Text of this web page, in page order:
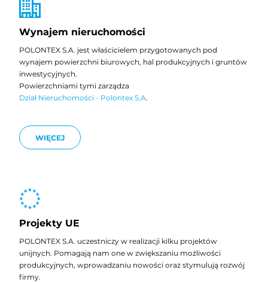
Wynajem nieruchomości
POLONTEX S.A. jest właścicielem przygotowanych pod
wynajem powierzchni biurowych, hal produkcyjnych i gruntów
inwestycyjnych.
Powierzchniami tymi zarządza
Dział Nieruchomości - Polontex S.A.
WIĘCEJ
Projekty UE
POLONTEX S.A. uczestniczy w realizacji kilku projektów
unijnych. Pomagają nam one w zwiększaniu możliwości
produkcyjnych, wprowadzaniu nowości oraz stymulują rozwój
firmy.